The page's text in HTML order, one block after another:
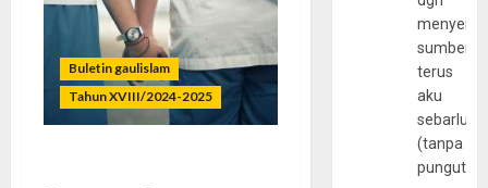
Buletin gaulislam
Tahun XVIII/2024-2025
sumber
terus
aku
(tanpa